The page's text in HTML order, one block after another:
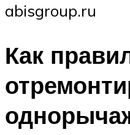
abisgroup.ru
Как